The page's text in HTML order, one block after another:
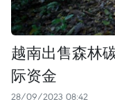
越南出售森林
际资金
28/09/2023 08:42